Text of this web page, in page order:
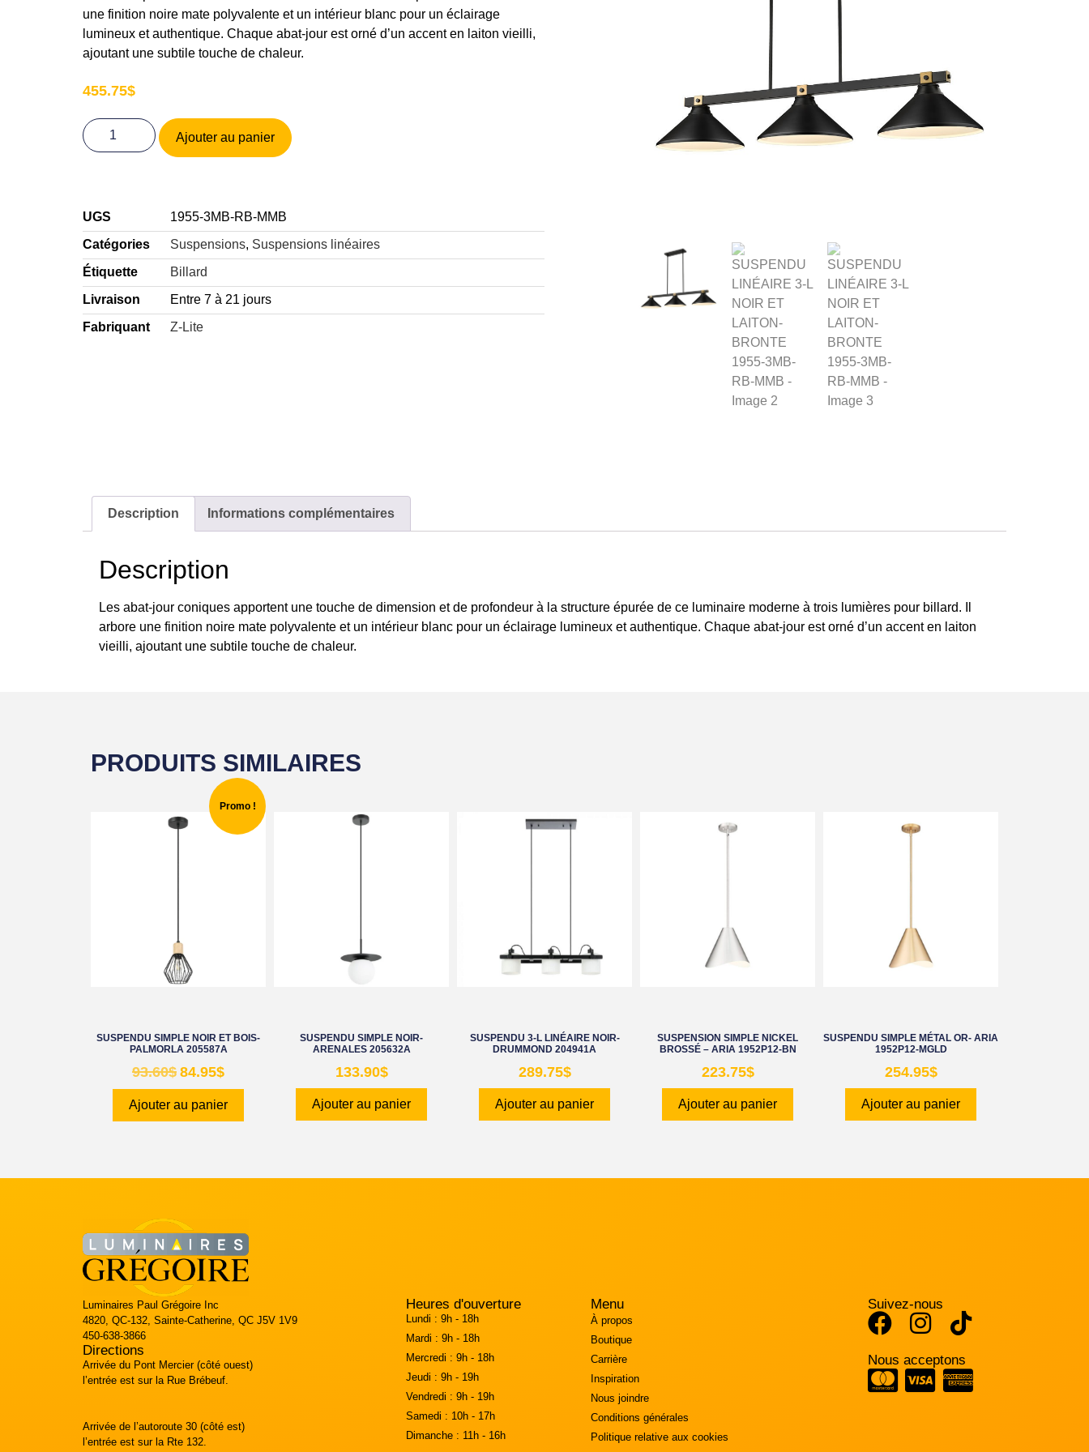
une finition noire mate polyvalente et un intérieur blanc pour un éclairage
lumineux et authentique. Chaque abat-jour est orné d’un accent en laiton vieilli,
ajoutant une subtile touche de chaleur.
455.75$
Ajouter au panier
UGS
1955-3MB-RB-MMB
Catégories
Suspensions, Suspensions linéaires
Étiquette
Billard
Livraison
Entre 7 à 21 jours
Fabriquant
Z-Lite
Description Informations complémentaires
Description
Les abat-jour coniques apportent une touche de dimension et de profondeur à la structure épurée de ce luminaire moderne à trois lumières pour billard. Il
arbore une finition noire mate polyvalente et un intérieur blanc pour un éclairage lumineux et authentique. Chaque abat-jour est orné d’un accent en laiton
vieilli, ajoutant une subtile touche de chaleur.
PRODUITS SIMILAIRES
Promo !
SUSPENDU SIMPLE NOIR ET BOIS-
PALMORLA 205587A
93.60$ 84.95$
Ajouter au panier
SUSPENDU SIMPLE NOIR-
ARENALES 205632A
133.90$
Ajouter au panier
SUSPENDU 3-L LINÉAIRE NOIR-
DRUMMOND 204941A
289.75$
Ajouter au panier
SUSPENSION SIMPLE NICKEL
BROSSÉ – ARIA 1952P12-BN
223.75$
Ajouter au panier
SUSPENDU SIMPLE MÉTAL OR- ARIA
1952P12-MGLD
254.95$
Ajouter au panier
Luminaires Paul Grégoire Inc
4820, QC-132, Sainte-Catherine, QC J5V 1V9
450-638-3866
Directions
Arrivée du Pont Mercier (côté ouest)
l’entrée est sur la Rue Brébeuf.
Arrivée de l’autoroute 30 (côté est)
l’entrée est sur la Rte 132.
Heures d'ouverture
Lundi : 9h - 18h
Mardi : 9h - 18h
Mercredi : 9h - 18h
Jeudi : 9h - 19h
Vendredi : 9h - 19h
Samedi : 10h - 17h
Dimanche : 11h - 16h
Menu
À propos
Boutique
Carrière
Inspiration
Nous joindre
Conditions générales
Politique relative aux cookies
Suivez-nous
Nous acceptons